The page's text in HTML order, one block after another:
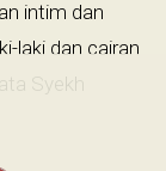
intim dan
laki dan cairan
Syekh